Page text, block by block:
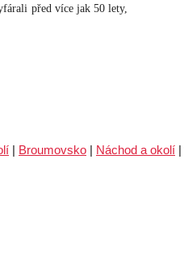
před více jak 50 lety,
| Broumovsko | Náchod a okolí |